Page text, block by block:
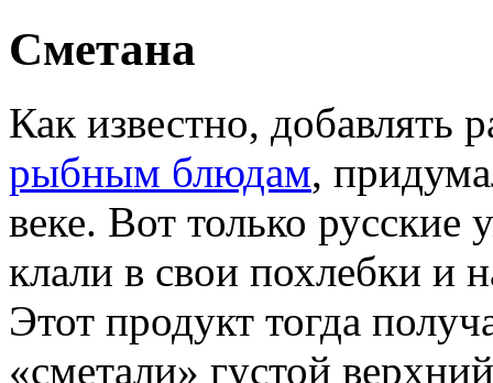
Сметана
Как известно, добавлять
рыбным блюдам,
веке. Вот только русские
клали в свои похлебки и
Этот продукт тогда
«сметали» густой